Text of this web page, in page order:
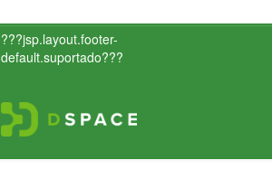
???jsp.layout.footer-
default.suportado???